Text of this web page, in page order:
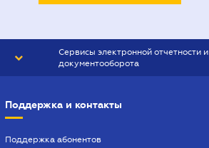
Сервисы электронной отчетности и
документооборота
Поддержка и контакты
Поддержка абонентов